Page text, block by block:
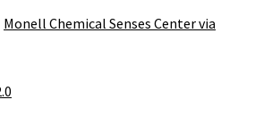
Monell Chemical Senses Center via